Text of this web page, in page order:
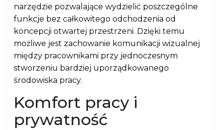
narzędzie pozwalające wydzielić poszczególne
funkcje bez całkowitego odchodzenia od
koncepcji otwartej przestrzeni. Dzięki temu
możliwe jest zachowanie komunikacji wizualnej
między pracownikami przy jednoczesnym
stworzeniu bardziej uporządkowanego
środowiska pracy.
Komfort pracy i
prywatność